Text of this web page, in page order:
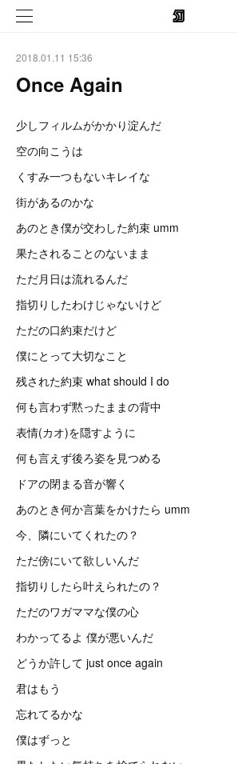
2018.01.11 15:36
Once Again
少しフィルムがかかり淀んだ
空の向こうは
くすみ一つもないキレイな
街があるのかな
あのとき僕が交わした約束 umm
果たされることのないまま
ただ月日は流れるんだ
指切りしたわけじゃないけど
ただの口約束だけど
僕にとって大切なこと
残された約束 what should I do
何も言わず黙ったままの背中
表情(カオ)を隠すように
何も言えず後ろ姿を見つめる
ドアの閉まる音が響く
あのとき何か言葉をかけたら umm
今、隣にいてくれたの？
ただ傍にいて欲しいんだ
指切りしたら叶えられたの？
ただのワガママな僕の心
わかってるよ 僕が悪いんだ
どうか許して just once again
君はもう
忘れてるかな
僕はずっと